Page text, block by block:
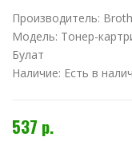
Производитель:
Модель: Тонер-
Булат
Наличие: Есть в
537 р.